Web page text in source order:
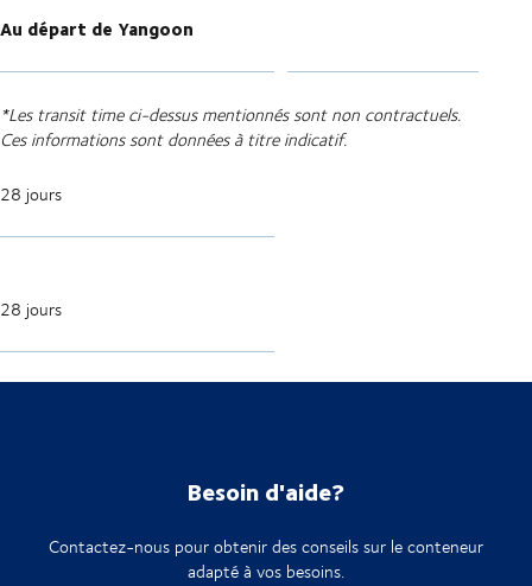
Au départ de Yangoon
*Les transit time ci-dessus mentionnés sont non contractuels.
Ces informations sont données à titre indicatif.
28 jours
28 jours
Besoin d'aide?
Contactez-nous pour obtenir des conseils sur le conteneur
adapté à vos besoins.